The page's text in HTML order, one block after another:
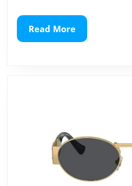
Vue
de
Read MoreRead
More